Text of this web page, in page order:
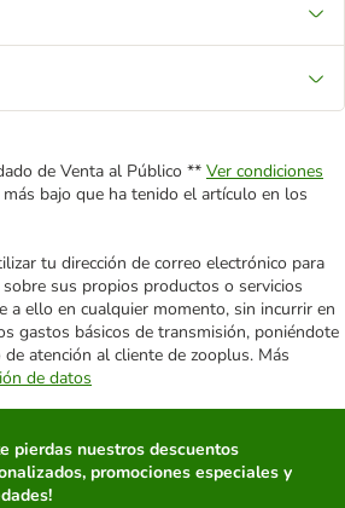
de Venta al Público ** Ver condiciones
bajo que ha tenido el artículo en los
tu dirección de correo electrónico para
sus propios productos o servicios
a ello en cualquier momento, sin incurrir en
gastos básicos de transmisión, poniéndote
atención al cliente de zooplus. Más
de datos
pierdas nuestros descuentos
promociones especiales y